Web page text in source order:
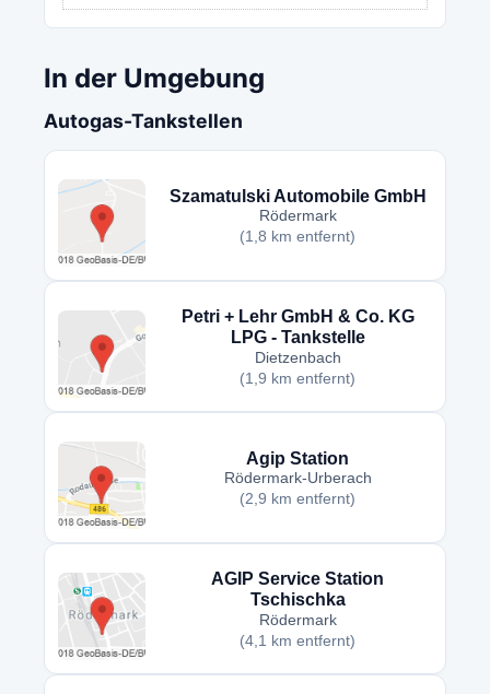
In der Umgebung
Autogas-Tankstellen
Szamatulski Automobile GmbH
Rödermark
(1,8 km entfernt)
Petri + Lehr GmbH & Co. KG
LPG - Tankstelle
Dietzenbach
(1,9 km entfernt)
Agip Station
Rödermark-Urberach
(2,9 km entfernt)
AGIP Service Station
Tschischka
Rödermark
(4,1 km entfernt)